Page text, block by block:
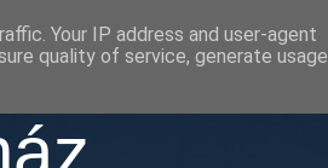
Your IP address and user-agent
quality of service, generate usage